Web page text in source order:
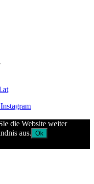
die Website weiter
aus. Ok